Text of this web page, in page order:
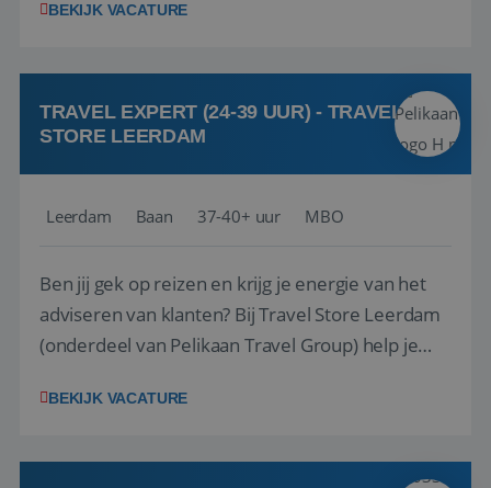
(onderdeel van Pelikaan Travel Group) zoeken
team het reisbureau verder...
BEKIJK VACATURE
TRAVEL EXPERT (24-39 UUR) - TRAVEL
STORE LEERDAM
Leerdam Baan 37-40+ uur MBO
Ben jij gek op reizen en krijg je energie van het
adviseren van klanten? Bij Travel Store Leerdam
(onderdeel van Pelikaan Travel Group) help je
vinden. Samen maken we van elke reis een
hebt in de reisbranche of j...
BEKIJK VACATURE